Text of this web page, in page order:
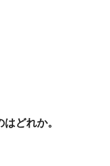
どれか。